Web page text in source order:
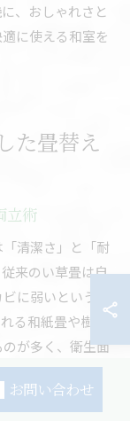
、おしゃれさと
に使える和室を
た畳替え
立術
清潔さ」と「耐
来のい草畳は自
に弱いというデ
る和紙畳や樹脂
が多く、衛生面
、ダニやカビの
お問い合わせ